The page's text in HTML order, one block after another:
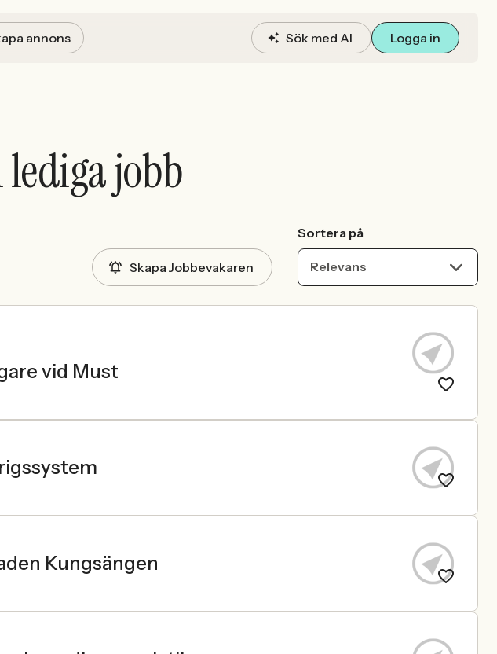
annons Sök med AI Logga in
jobb
Skapa Jobbevakaren
Sortera på
Relevans
vid Must
Kungsängen